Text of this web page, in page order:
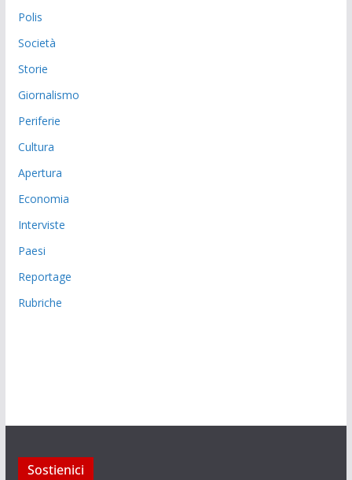
Polis
Società
Storie
Giornalismo
Periferie
Cultura
Apertura
Economia
Interviste
Paesi
Reportage
Rubriche
Sostienici